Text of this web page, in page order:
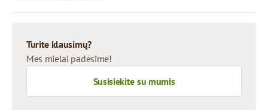
Turite klausimų?
Mes mielai padėsime!
Susisiekite su mumis